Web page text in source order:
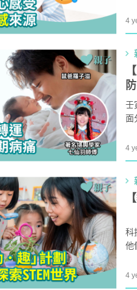
長
子
4
壬
面
可
4
科
他
年
0
4
小貼士 風扇擺位有技
吸濕法寶不能缺 ！
2
生活小百科｜洗碗後海
泡泡有無問題？ 日本家
牌這樣回應！
3
除霉菌貼士｜4大對付天
身發霉方法 漂白水是抽
法寶？！
4
泡 成份天然令白襪光
另附日本神奇偏方
5
清潔小貼士｜塑膠保鮮
有味 日本人分享3大除味